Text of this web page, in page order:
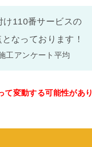
け110番サービスの
となっております！
工アンケート平均
変動する可能性があ